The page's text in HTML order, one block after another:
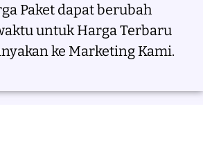
Paket dapat berubah
untuk Harga Terbaru
ke Marketing Kami.